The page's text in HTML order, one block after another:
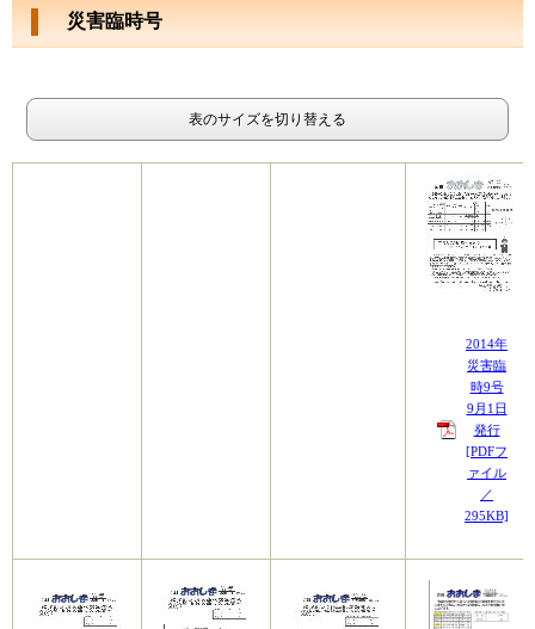
災害臨時号
表のサイズを切り替える
2014年
災害臨
時9号
9月1日
発行
[PDFフ
ァイル
／
295KB]